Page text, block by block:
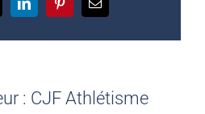
LinkedInPinterestEmail
: CJF Athlétisme